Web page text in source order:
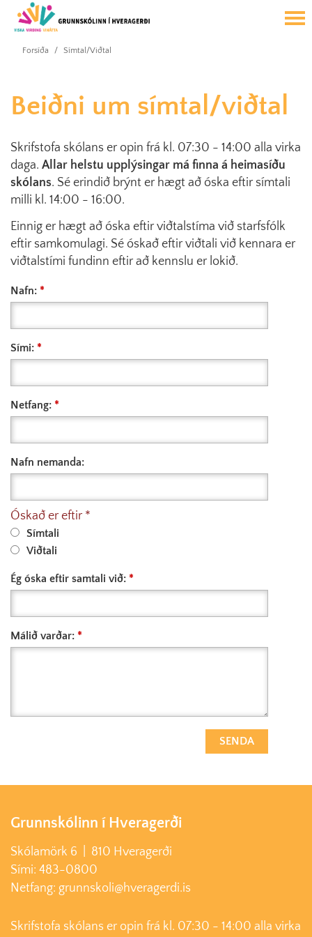
Forsíða / Símtal/Viðtal
Beiðni um símtal/viðtal
Skrifstofa skólans er opin frá kl. 07:30 - 14:00 alla virka
daga. Allar helstu upplýsingar má finna á heimasíðu
skólans. Sé erindið brýnt er hægt að óska eftir símtali
milli kl. 14:00 - 16:00.
Einnig er hægt að óska eftir viðtalstíma við starfsfólk
eftir samkomulagi. Sé óskað eftir viðtali við kennara er
viðtalstími fundinn eftir að kennslu er lokið.
Nafn:
Sími:
Netfang:
Nafn nemanda:
Óskað er eftir
Símtali
Viðtali
Ég óska eftir samtali við:
Málið varðar:
Grunnskólinn í Hveragerði
Skólamörk 6 | 810 Hveragerði
Sími: 483-0800
Netfang: grunnskoli@hveragerdi.is
Skrifstofa skólans er opin frá kl. 07:30 - 14:00 alla virka